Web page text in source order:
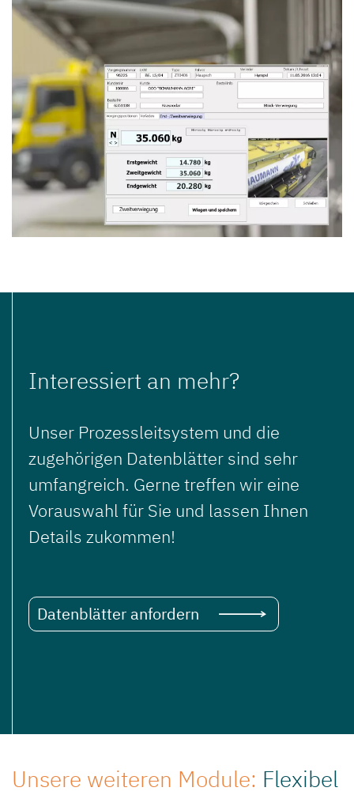
Interessiert an mehr?
Unser Prozessleitsystem und die
zugehörigen Datenblätter sind sehr
umfangreich. Gerne treffen wir eine
Vorauswahl für Sie und lassen Ihnen
Details zukommen!
Datenblätter anfordern
Unsere weiteren Module: Flexibel